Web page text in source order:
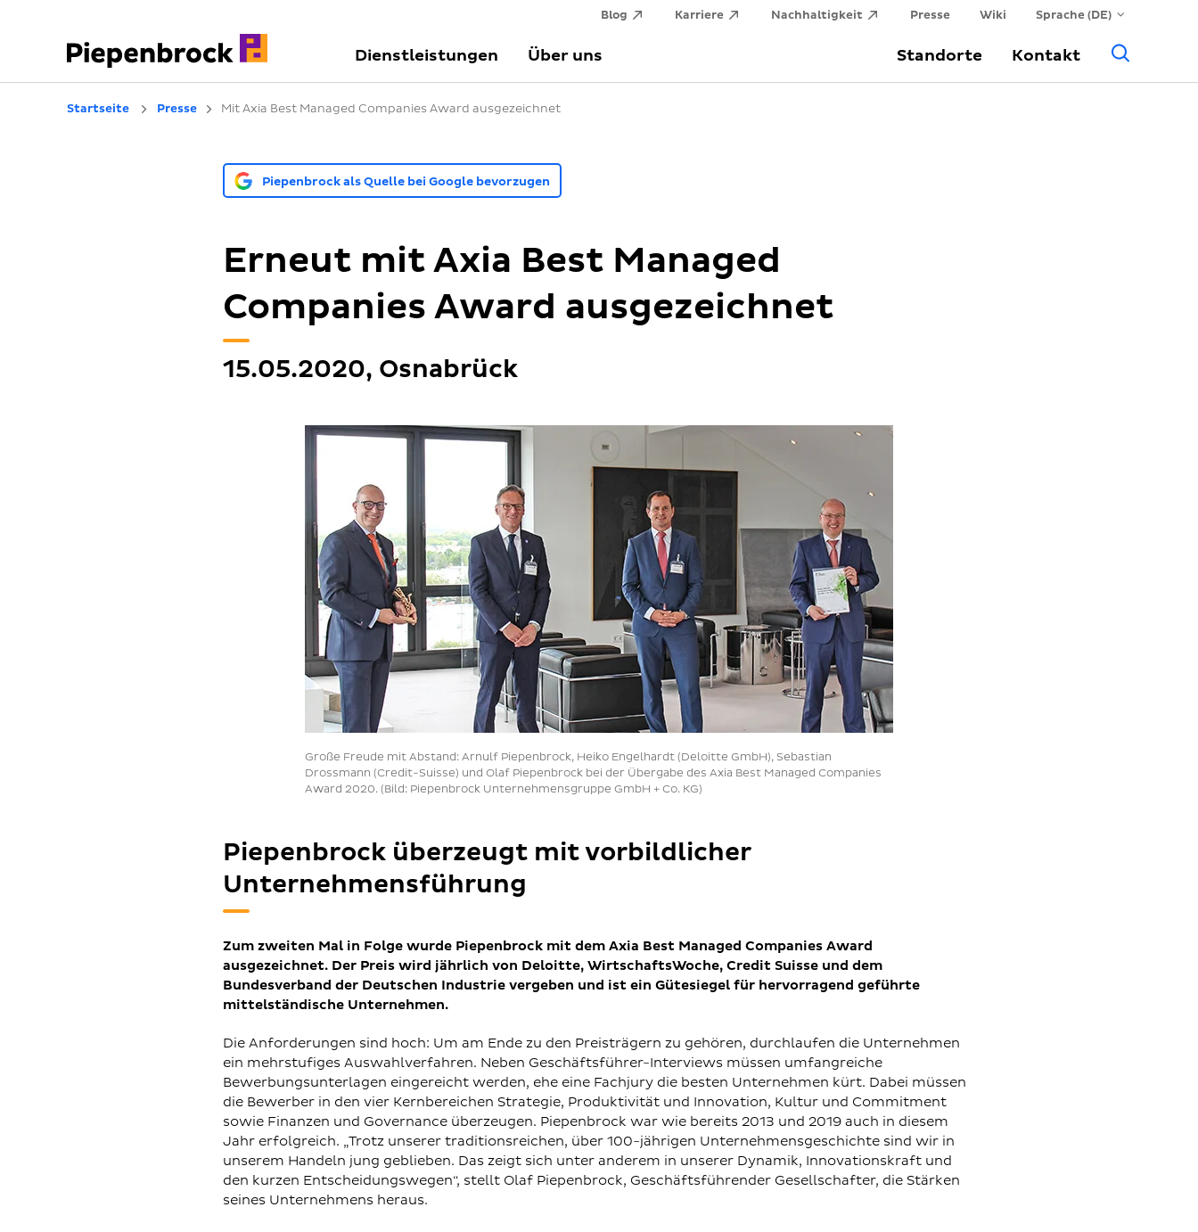
Blog Karriere Nachhaltigkeit Presse Wiki Sprache (DE)
Dienstleistungen Über uns Standorte Kontakt
Startseite Presse Mit Axia Best Managed Companies Award ausgezeichnet
Piepenbrock als Quelle bei Google bevorzugen
Erneut mit Axia Best Managed
Companies Award ausgezeichnet
15.05.2020, Osnabrück
Große Freude mit Abstand: Arnulf Piepenbrock, Heiko Engelhardt (Deloitte GmbH), Sebastian
Drossmann (Credit-Suisse) und Olaf Piepenbrock bei der Übergabe des Axia Best Managed Companies
Award 2020. (Bild: Piepenbrock Unternehmensgruppe GmbH + Co. KG)
Piepenbrock überzeugt mit vorbildlicher
Unternehmensführung
Zum zweiten Mal in Folge wurde Piepenbrock mit dem Axia Best Managed Companies Award
ausgezeichnet. Der Preis wird jährlich von Deloitte, WirtschaftsWoche, Credit Suisse und dem
Bundesverband der Deutschen Industrie vergeben und ist ein Gütesiegel für hervorragend geführte
mittelständische Unternehmen.
Die Anforderungen sind hoch: Um am Ende zu den Preisträgern zu gehören, durchlaufen die Unternehmen
ein mehrstufiges Auswahlverfahren. Neben Geschäftsführer-Interviews müssen umfangreiche
Bewerbungsunterlagen eingereicht werden, ehe eine Fachjury die besten Unternehmen kürt. Dabei müssen
die Bewerber in den vier Kernbereichen Strategie, Produktivität und Innovation, Kultur und Commitment
sowie Finanzen und Governance überzeugen. Piepenbrock war wie bereits 2013 und 2019 auch in diesem
Jahr erfolgreich. „Trotz unserer traditionsreichen, über 100-jährigen Unternehmensgeschichte sind wir in
unserem Handeln jung geblieben. Das zeigt sich unter anderem in unserer Dynamik, Innovationskraft und
den kurzen Entscheidungswegen“, stellt Olaf Piepenbrock, Geschäftsführender Gesellschafter, die Stärken
seines Unternehmens heraus.